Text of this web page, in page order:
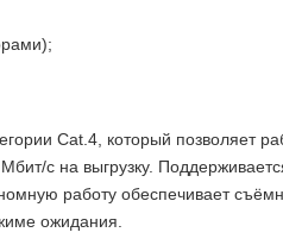
Cat.4 , который позволяет
с на выгрузку.
работу обеспечивает
ожидания